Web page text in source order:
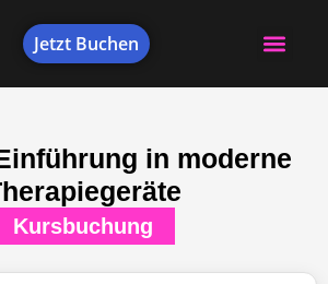
Jetzt Buchen
in moderne
Kursbuchung